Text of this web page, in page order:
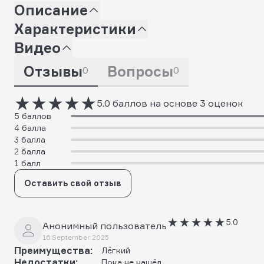
Описание
Характеристики
Видео
Отзывы0 Вопросы0
5.0 баллов на основе 3 оценок
5 баллов
4 балла
3 балла
2 балла
1 балл
Оставить свой отзыв
Анонимный пользователь
16 September 2025
5.0
Преимущества: Лёгкий
Пока не нашёл